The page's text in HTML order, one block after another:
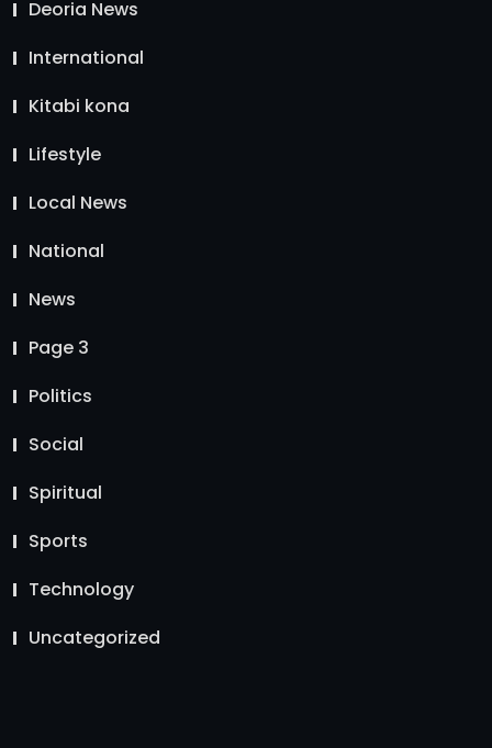
Deoria News
International
Kitabi kona
Lifestyle
Local News
National
News
Page 3
Politics
Social
Spiritual
Sports
Technology
Uncategorized